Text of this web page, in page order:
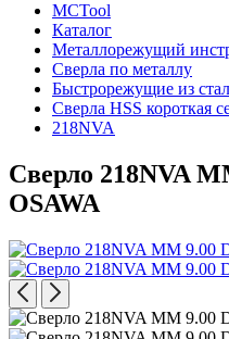
MCTool
Каталог
Металлорежущий
Сверла по металлу
Быстрорежущие из
Сверла HSS короткая
218NVA
Сверло 218NVA
OSAWA